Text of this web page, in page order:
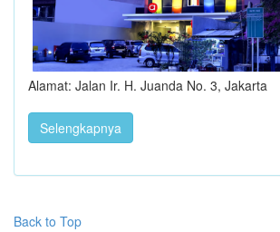
Alamat: Jalan Ir. H. Juanda No. 3, Jakarta
Selengkapnya
Back to Top